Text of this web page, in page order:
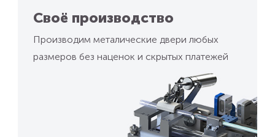
Своё производство
Производим металические двери любых
размеров без наценок и скрытых платежей